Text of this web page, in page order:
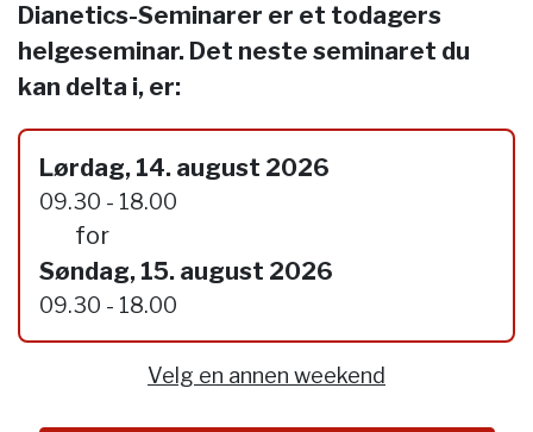
Dianetics-Seminarer er et todagers
helgeseminar. Det neste seminaret du
kan delta i, er:
Lørdag, 14. august 2026
09.30 - 18.00
for
Søndag, 15. august 2026
09.30 - 18.00
Velg en annen weekend